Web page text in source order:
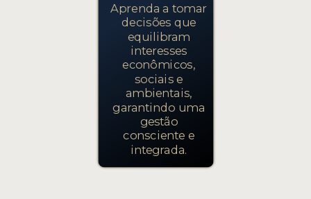
Aprenda a tomar
decisões que
equilibram
interesses
econômicos,
sociais e
ambientais,
garantindo uma
gestão
consciente e
integrada.